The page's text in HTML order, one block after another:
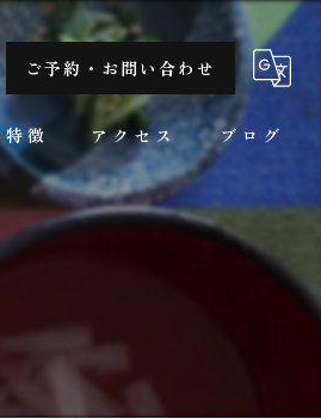
ご予約・お問い合わせ
徴
隠れ家
アクセス ブログ